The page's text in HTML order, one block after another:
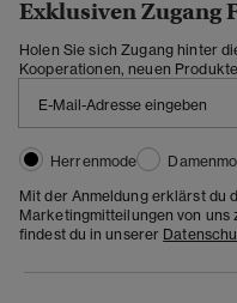
Exklusiven Zugang
Holen Sie sich Zugang hinter
Kooperationen, neuen
Herrenmode
Mit der Anmeldung erklärst du
Marketingmitteilungen von uns
findest du in unserer